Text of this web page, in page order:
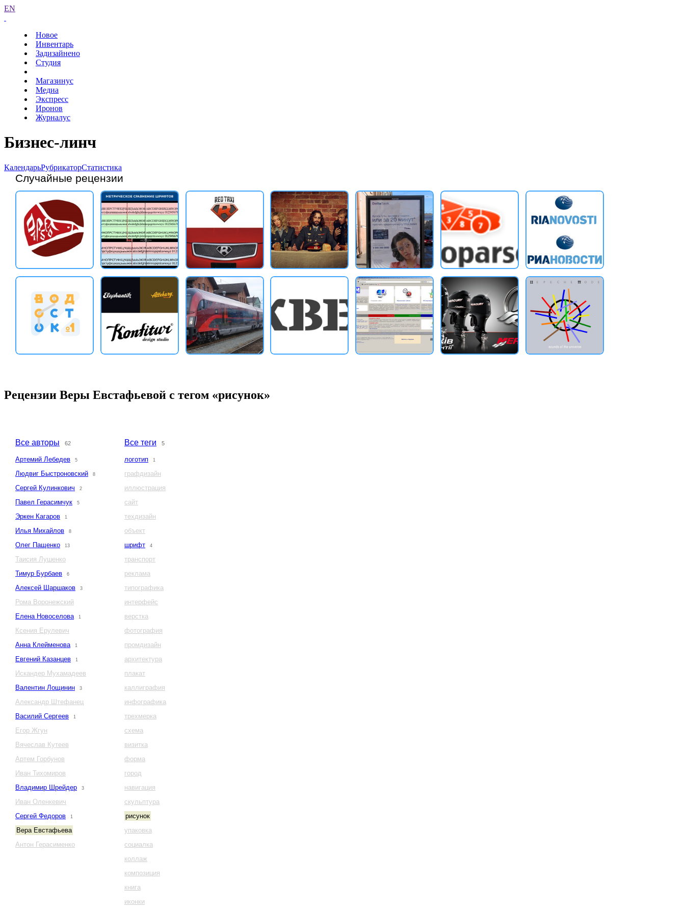
EN
Новое
Инвентарь
Задизайнено
Студия
Магазинус
Медиа
Экспресс
Иронов
Журналус
Бизнес-линч
КалендарьРубрикаторСтатистика
Случайные рецензии
Рецензии Веры Евстафьевой с тегом «рисунок»
Все авторы 62
Артемий Лебедев 5
Людвиг Быстроновский 8
Сергей Кулинкович 2
Павел Герасимчук 5
Эркен Кагаров 1
Илья Михайлов 8
Олег Пащенко 13
Таисия Лушенко
Тимур Бурбаев
6
Алексей Шаршаков 3
Рома Воронежский
Елена Новоселова
1
Ксения Ерулевич
Анна Клейменова
1
Евгений Казанцев 1
Искандер Мухамадеев
Валентин Лощинин
3
Александр Штефанец
Василий Сергеев
1
Егор Жгун
Вячеслав Кутеев
Артем Горбунов
Иван Тихомиров
Владимир Шрейдер
3
Иван Оленкевич
Сергей Федоров
1
Вера Евстафьева
Антон Герасименко
Все теги 5
логотип 1
графдизайн
иллюстрация
сайт
техдизайн
объект
шрифт
4
транспорт
реклама
типографика
интерфейс
верстка
фотография
промдизайн
архитектура
плакат
каллиграфия
инфографика
трехмерка
схема
визитка
форма
город
навигация
скульптура
рисунок
упаковка
социалка
коллаж
композиция
книга
иконки